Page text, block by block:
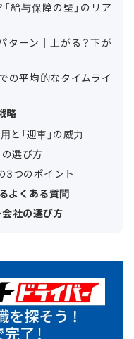
給与保障の壁」のリア
ターン｜上がる？下が
の平均的なタイムライ
略
と「迎車」の威力
の選び方
3つのポイント
よくある質問
社の選び方